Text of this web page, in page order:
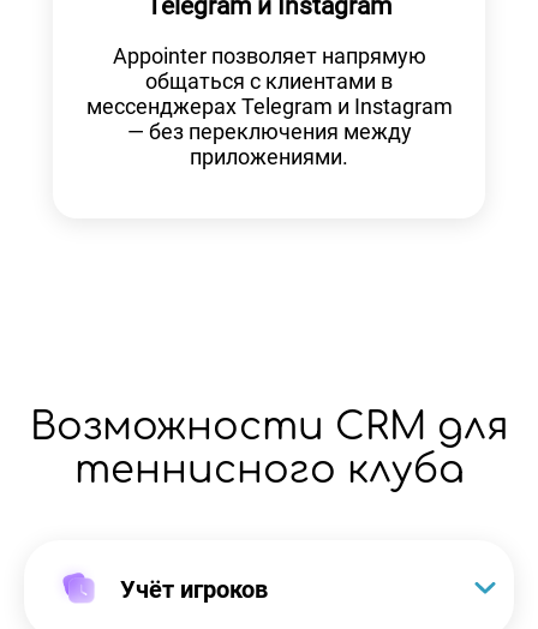
Telegram и Instagram
Appointer позволяет напрямую
общаться с клиентами в
мессенджерах Telegram и Instagram
— без переключения между
приложениями.
Возможности CRM для
теннисного клуба
Учёт игроков